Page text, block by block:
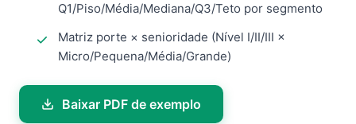
Q1/Piso/Média/Mediana/Q3/Teto por segmento
Matriz porte × senioridade (Nível I/II/III ×
Micro/Pequena/Média/Grande)
Baixar PDF de exemplo